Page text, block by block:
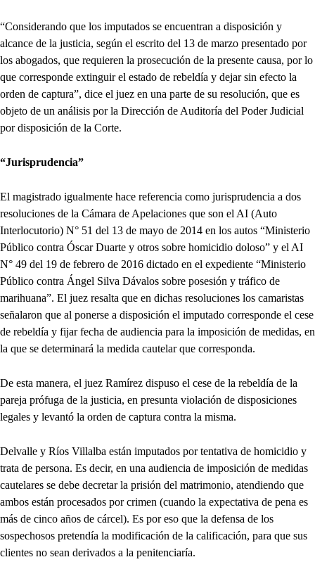
“Considerando que los imputados se encuentran a disposición y
alcance de la justicia, según el escrito del 13 de marzo presentado por
los abogados, que requieren la prosecución de la presente causa, por lo
que corresponde extinguir el estado de rebeldía y dejar sin efecto la
orden de captura”, dice el juez en una parte de su resolución, que es
objeto de un análisis por la Dirección de Auditoría del Poder Judicial
por disposición de la Corte.
“Jurisprudencia”
El magistrado igualmente hace referencia como jurisprudencia a dos
resoluciones de la Cámara de Apelaciones que son el AI (Auto
Interlocutorio) N° 51 del 13 de mayo de 2014 en los autos “Ministerio
Público contra Óscar Duarte y otros sobre homicidio doloso” y el AI
N° 49 del 19 de febrero de 2016 dictado en el expediente “Ministerio
Público contra Ángel Silva Dávalos sobre posesión y tráfico de
marihuana”. El juez resalta que en dichas resoluciones los camaristas
señalaron que al ponerse a disposición el imputado corresponde el cese
de rebeldía y fijar fecha de audiencia para la imposición de medidas, en
la que se determinará la medida cautelar que corresponda.
De esta manera, el juez Ramírez dispuso el cese de la rebeldía de la
pareja prófuga de la justicia, en presunta violación de disposiciones
legales y levantó la orden de captura contra la misma.
Delvalle y Ríos Villalba están imputados por tentativa de homicidio y
trata de persona. Es decir, en una audiencia de imposición de medidas
cautelares se debe decretar la prisión del matrimonio, atendiendo que
ambos están procesados por crimen (cuando la expectativa de pena es
más de cinco años de cárcel). Es por eso que la defensa de los
sospechosos pretendía la modificación de la calificación, para que sus
clientes no sean derivados a la penitenciaría.